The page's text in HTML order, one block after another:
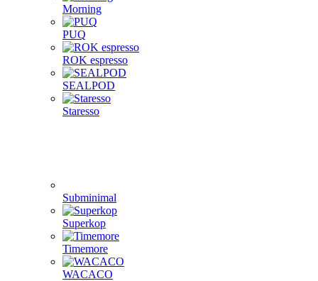
Morning
PUQ
ROK espresso
SEALPOD
Staresso
Subminimal
Superkop
Timemore
WACACO